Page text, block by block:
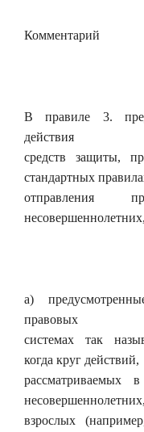
Комментарий
В правиле 3.
действия
средств защиты,
стандартных
отправления
а)
правовых
системах так
когда круг действий,
рассматриваемых
взрослых